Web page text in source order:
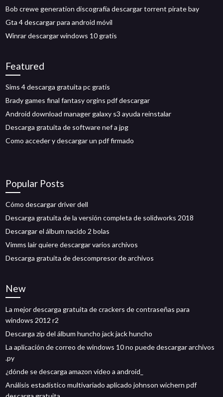
Bob crewe generation discografía descargar torrent pirate bay
Gta 4 descargar para android móvil
Winrar descargar windows 10 gratis
Featured
Sims 4 descarga gratuita pc gratis
Brady games final fantasy orgins pdf descargar
Android download manager galaxy s3 ayuda reinstalar
Descarga gratuita de software nef a jpg
Como acceder y descargar un pdf firmado
Popular Posts
Cómo descargar driver dell
Descarga gratuita de la versión completa de solidworks 2018
Descargar el álbum nacido 2 bolas
Vimms lair quiere descargar varios archivos
Descarga gratuita de descompresor de archivos
New
La mejor descarga gratuita de crackers de contraseñas para
windows 2012 r2
Descarga zip del álbum huncho jack jack huncho
La aplicación de correo de windows 10 no puede descargar archivos
.py
¿dónde se descarga amazon video a android_
Análisis estadístico multivariado aplicado johnson wichern pdf